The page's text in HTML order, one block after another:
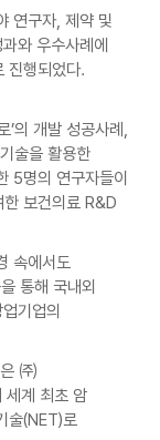
연구자, 제약 및
와 우수사례에
진행되었다.
’의 개발 성공사례,
술을 활용한
5명의 연구자들이
보건의료 R&D
속에서도
통해 국내외
기업의
㈜
세계 최초 암
술(NET)로